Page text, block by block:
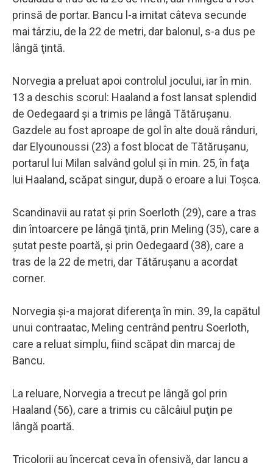
prinsă de portar. Bancu l-a imitat câteva secunde
mai târziu, de la 22 de metri, dar balonul, s-a dus pe
lângă ţintă.
Norvegia a preluat apoi controlul jocului, iar în min.
13 a deschis scorul: Haaland a fost lansat splendid
de Oedegaard şi a trimis pe lângă Tătăruşanu.
Gazdele au fost aproape de gol în alte două rânduri,
dar Elyounoussi (23) a fost blocat de Tătăruşanu,
portarul lui Milan salvând golul şi în min. 25, în faţa
lui Haaland, scăpat singur, după o eroare a lui Toşca.
Scandinavii au ratat şi prin Soerloth (29), care a tras
din întoarcere pe lângă ţintă, prin Meling (35), care a
şutat peste poartă, şi prin Oedegaard (38), care a
tras de la 22 de metri, dar Tătăruşanu a acordat
corner.
Norvegia şi-a majorat diferenţa în min. 39, la capătul
unui contraatac, Meling centrând pentru Soerloth,
care a reluat simplu, fiind scăpat din marcaj de
Bancu.
La reluare, Norvegia a trecut pe lângă gol prin
Haaland (56), care a trimis cu călcâiul puţin pe
lângă poartă.
Tricolorii au încercat ceva în ofensivă, dar Iancu a